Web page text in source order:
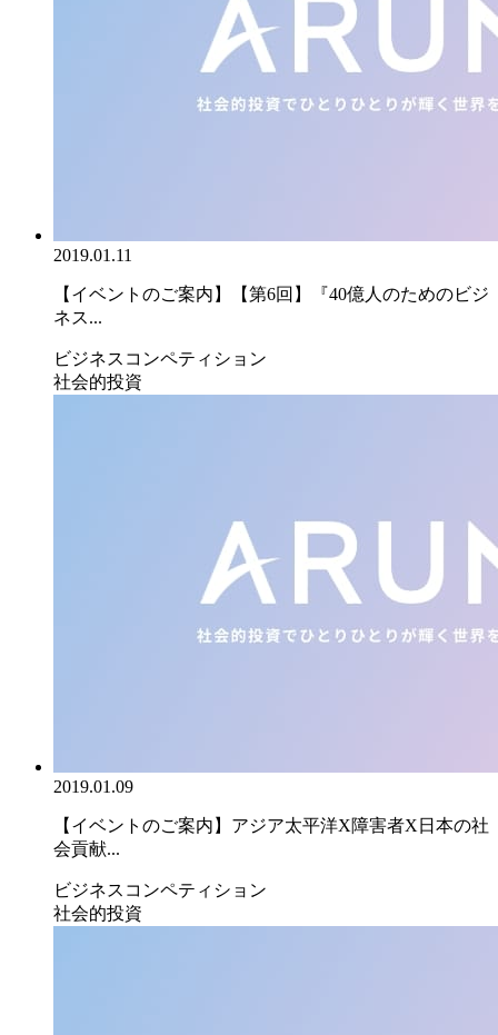
2019.01.11
【イベントのご案内】【第6回】『40億人のためのビジ
ネス...
ビジネスコンペティション
社会的投資
2019.01.09
【イベントのご案内】アジア太平洋X障害者X日本の社
会貢献...
ビジネスコンペティション
社会的投資